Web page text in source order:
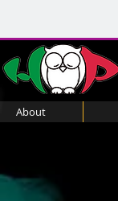
About